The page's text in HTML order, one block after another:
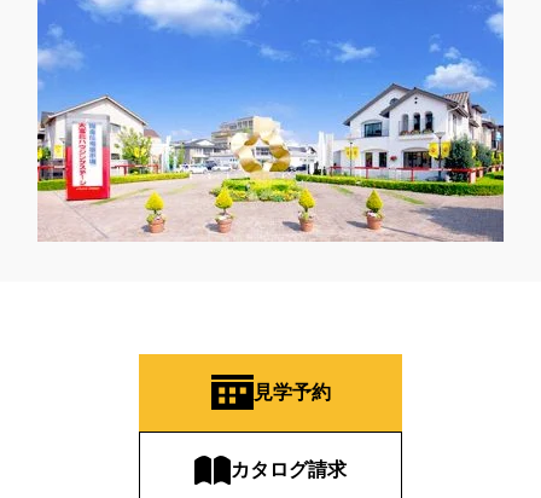
見学予約
カタログ請求